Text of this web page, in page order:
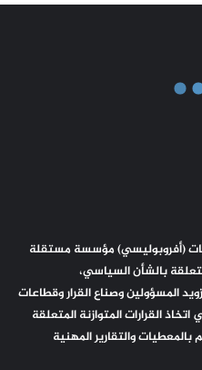
(أفروبوليسي) مؤسسة مستقلة
بالشأن السياسي،
المسؤولين وصناع القرار وقطاعات
القرارات المتوازنة المتعلقة
بالمعطيات والتقارير المهنية